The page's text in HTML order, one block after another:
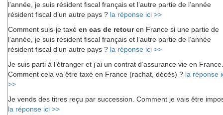
l’année, je suis résident fiscal français et l’autre partie de l’année
résident fiscal d’un autre pays ? la réponse ici >>
Comment suis-je taxé en cas de retouren France si une partie de
l’année, je suis résident fiscal français et l’autre partie de l’année
résident fiscal d’un autre pays ? la réponse ici >>
Je suis parti à l’étranger et j’ai un contrat d’assurance vie en France.
Comment cela va être taxé en France (rachat, décès) ? la réponse
>>
Je vends des titres reçu par succession. Comment je vais être
la réponse ici >>